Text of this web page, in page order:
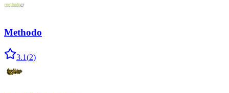
Methodo
3.1(2)